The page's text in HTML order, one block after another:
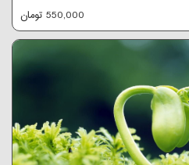
550,000 تومان